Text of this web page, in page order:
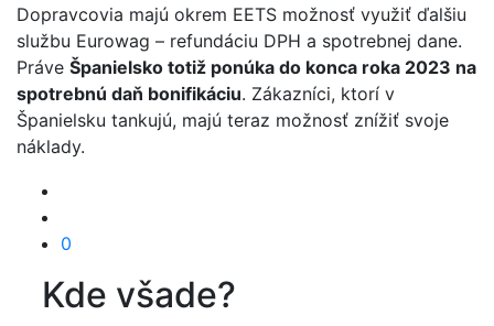
Dopravcovia majú okrem EETS možnosť využiť ďalšiu
službu Eurowag – refundáciu DPH a spotrebnej dane.
Práve Španielsko totiž ponúka do konca roka 2023 na
spotrebnú daň bonifikáciu. Zákazníci, ktorí v
Španielsku tankujú, majú teraz možnosť znížiť svoje
náklady.
0
Kde všade?